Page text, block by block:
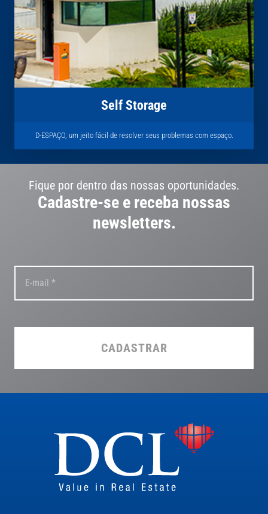
Self Storage
D-ESPAÇO, um jeito fácil de resolver seus problemas com espaço.
Fique por dentro das nossas oportunidades.
Cadastre-se e receba nossas
newsletters.